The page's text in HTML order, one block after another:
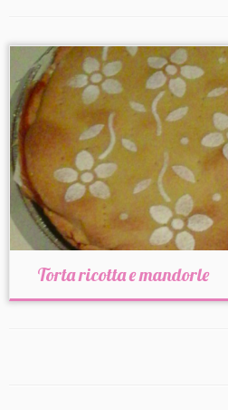
Torta ricotta e mandorle